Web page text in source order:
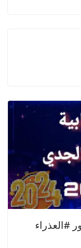
#العذراء